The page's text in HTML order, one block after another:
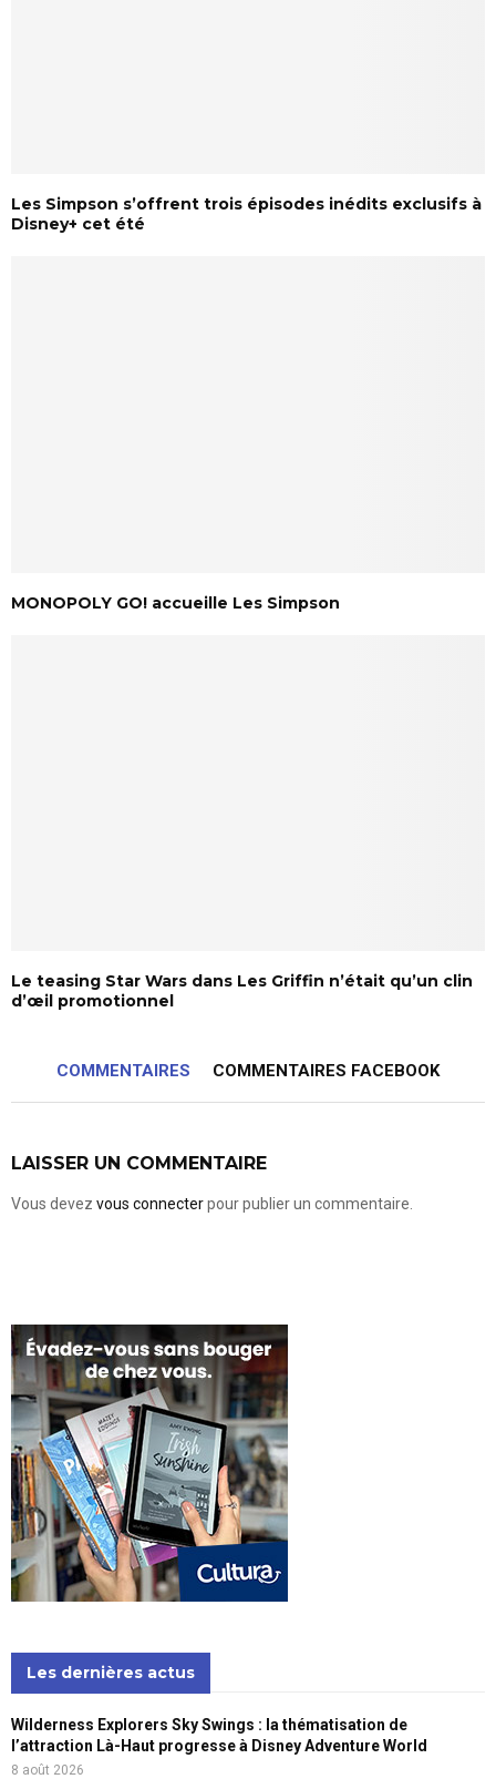
Les Simpson s’offrent trois épisodes inédits exclusifs à
Disney+ cet été
MONOPOLY GO! accueille Les Simpson
Le teasing Star Wars dans Les Griffin n’était qu’un clin
d’œil promotionnel
COMMENTAIRES COMMENTAIRES FACEBOOK
LAISSER UN COMMENTAIRE
Vous devez vous connecterpour publier un commentaire.
Les dernières actus
Wilderness Explorers Sky Swings : la thématisation de
l’attraction Là-Haut progresse à Disney Adventure World
8 août 2026